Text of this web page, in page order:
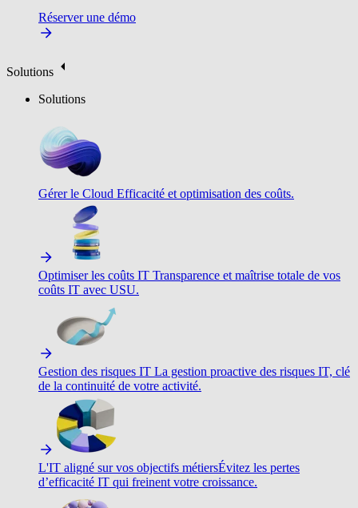
Réserver une démo
Solutions
Solutions
Gérer le Cloud Efficacité et optimisation des coûts.
Optimiser les coûts IT Transparence et maîtrise totale de vos
coûts IT avec USU.
Gestion des risques IT La gestion proactive des risques IT, clé
de la continuité de votre activité.
L'IT aligné sur vos objectifs métiersÉvitez les pertes
d’efficacité IT qui freinent votre croissance.